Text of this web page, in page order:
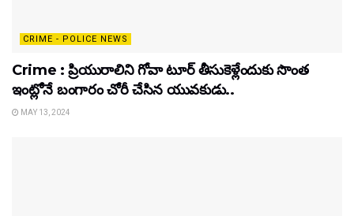
CRIME - POLICE NEWS
Crime : ప్రియురాలిని గోవా టూర్ తీసుకెళ్లేందుకు సొంత
ఇంట్లోనే బంగారం చోరీ చేసిన యువకుడు..
MAY 13, 2024